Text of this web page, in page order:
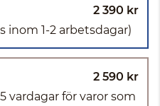
2 390 kr
inom 1-2 arbetsdagar)
2 590 kr
5 vardagar för varor som